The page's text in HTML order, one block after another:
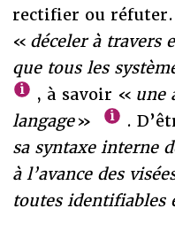
rectifier ou
« déceler à travers
que tous les
, à savoir « une
langage» .
sa syntaxe interne
à l’avance des
toutes identifiables